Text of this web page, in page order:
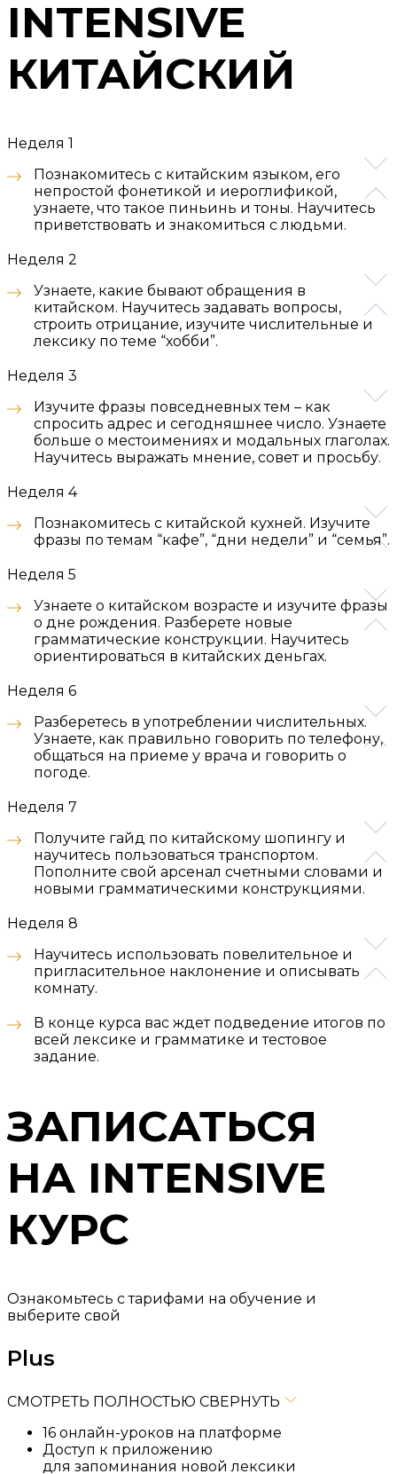
INTENSIVE
КИТАЙСКИЙ
Неделя 1
Познакомитесь с китайским языком, его
непростой фонетикой и иероглификой,
узнаете, что такое пиньинь и тоны. Научитесь
приветствовать и знакомиться с людьми.
Неделя 2
Узнаете, какие бывают обращения в
китайском. Научитесь задавать вопросы,
строить отрицание, изучите числительные и
лексику по теме “хобби”.
Неделя 3
Изучите фразы повседневных тем – как
спросить адрес и сегодняшнее число. Узнаете
больше о местоимениях и модальных глаголах.
Научитесь выражать мнение, совет и просьбу.
Неделя 4
Познакомитесь с китайской кухней. Изучите
фразы по темам “кафе”, “дни недели” и “семья”.
Неделя 5
Узнаете о китайском возрасте и изучите фразы
о дне рождения. Разберете новые
грамматические конструкции. Научитесь
ориентироваться в китайских деньгах.
Неделя 6
Разберетесь в употреблении числительных.
Узнаете, как правильно говорить по телефону,
общаться на приеме у врача и говорить о
погоде.
Неделя 7
Получите гайд по китайскому шопингу и
научитесь пользоваться транспортом.
Пополните свой арсенал счетными словами и
новыми грамматическими конструкциями.
Неделя 8
Научитесь использовать повелительное и
пригласительное наклонение и описывать
комнату.
В конце курса вас ждет подведение итогов по
всей лексике и грамматике и тестовое
задание.
ЗАПИСАТЬСЯ
НА INTENSIVE
КУРС
Ознакомьтесь с тарифами на обучение и
выберите свой
Plus
СМОТРЕТЬ ПОЛНОСТЬЮ СВЕРНУТЬ
16 онлайн-уроков на платформе
Доступ к приложению
для запоминания новой лексики